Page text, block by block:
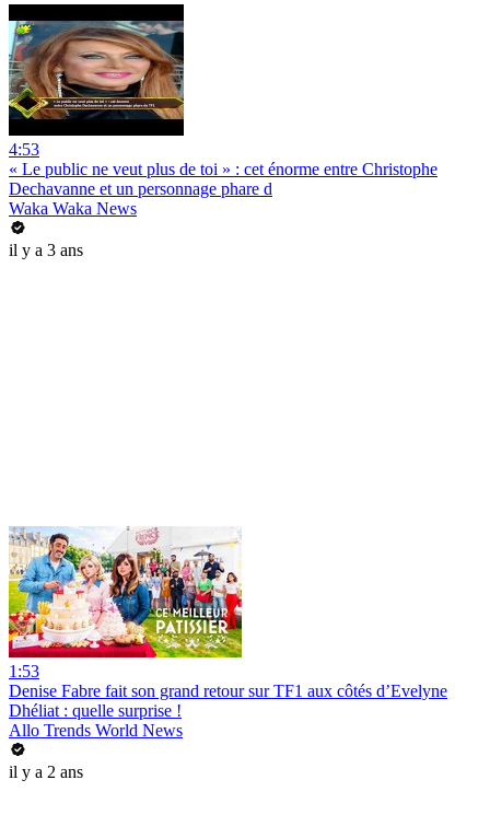
4:53
« Le public ne veut plus de toi » : cet énorme entre Christophe
Dechavanne et un personnage phare d
Waka Waka News
il y a 3 ans
1:53
Denise Fabre fait son grand retour sur TF1 aux côtés d’Evelyne
Dhéliat : quelle surprise !
Allo Trends World News
il y a 2 ans